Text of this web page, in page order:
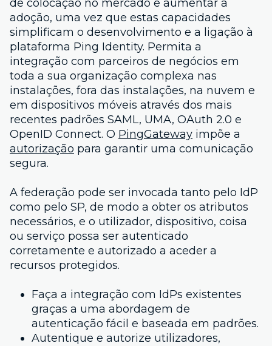
de colocação no mercado e aumentar a
adoção, uma vez que estas capacidades
simplificam o desenvolvimento e a ligação à
plataforma Ping Identity. Permita a
integração com parceiros de negócios em
toda a sua organização complexa nas
instalações, fora das instalações, na nuvem e
em dispositivos móveis através dos mais
recentes padrões SAML, UMA, OAuth 2.0 e
OpenID Connect. O PingGateway impõe a
autorização para garantir uma comunicação
segura.
A federação pode ser invocada tanto pelo IdP
como pelo SP, de modo a obter os atributos
necessários, e o utilizador, dispositivo, coisa
ou serviço possa ser autenticado
corretamente e autorizado a aceder a
recursos protegidos.
Faça a integração com IdPs existentes
graças a uma abordagem de
autenticação fácil e baseada em padrões.
Autentique e autorize utilizadores,